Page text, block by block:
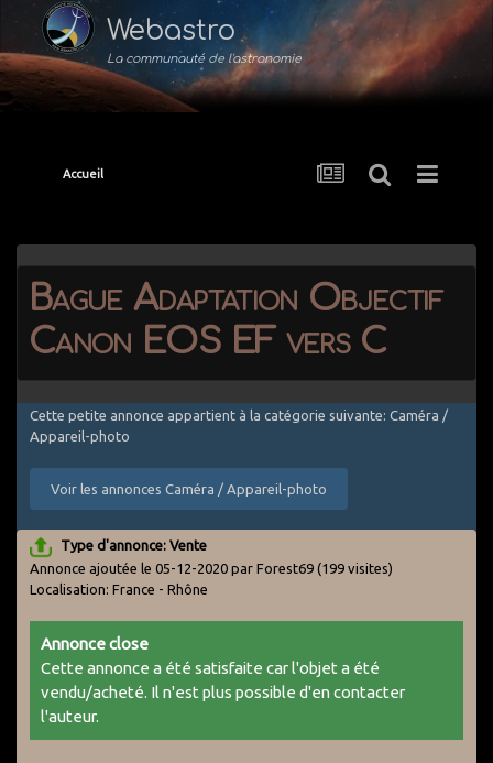
Webastro
La communauté de l'astronomie
Accueil
Bague Adaptation Objectif
Canon EOS EF vers C
Cette petite annonce appartient à la catégorie suivante: Caméra /
Appareil-photo
Voir les annonces Caméra / Appareil-photo
Type d'annonce: Vente
Annonce ajoutée le 05-12-2020 par Forest69 (199 visites)
Localisation: France - Rhône
Annonce close
Cette annonce a été satisfaite car l'objet a été
vendu/acheté. Il n'est plus possible d'en contacter
l'auteur.